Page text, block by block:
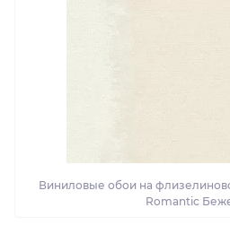
Виниловые обои на
Romantic